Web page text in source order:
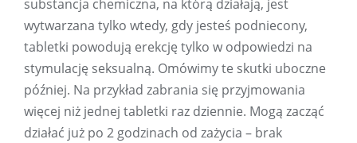
substancja chemiczna, na którą działają, jest
wytwarzana tylko wtedy, gdy jesteś podniecony,
tabletki powodują erekcję tylko w odpowiedzi na
stymulację seksualną. Omówimy te skutki uboczne
później. Na przykład zabrania się przyjmowania
więcej niż jednej tabletki raz dziennie. Mogą zacząć
działać już po 2 godzinach od zażycia – brak